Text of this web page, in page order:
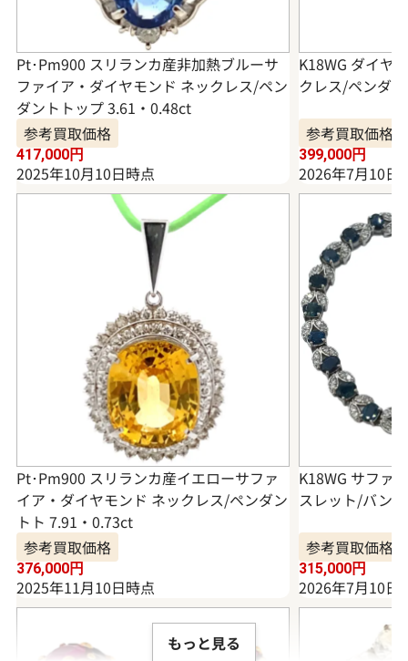
Pt･Pm900 スリランカ産非加熱ブルーサ
ファイア・ダイヤモンド ネックレス/ペン
ダントトップ 3.61・0.48ct
参考買取価格
417,000円
2025年10月10日時点
K18WG ダイヤ
クレス/ペンダ
参考買取価格
399,000円
2026年7月10日
Pt･Pm900 スリランカ産イエローサファ
イア・ダイヤモンド ネックレス/ペンダン
トト 7.91・0.73ct
参考買取価格
376,000円
2025年11月10日時点
K18WG サファ
スレット/バン
参考買取価格
315,000円
2026年7月10日
もっと見る